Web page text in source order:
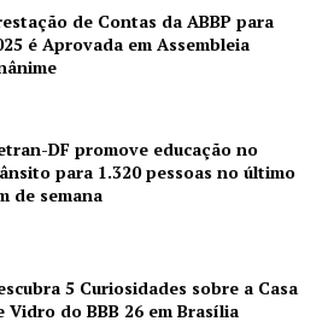
de Contas da ABBP para
é Aprovada em Assembleia
DF promove educação no
para 1.320 pessoas no último
de semana
5 Curiosidades sobre a Casa
Vidro do BBB 26 em Brasília